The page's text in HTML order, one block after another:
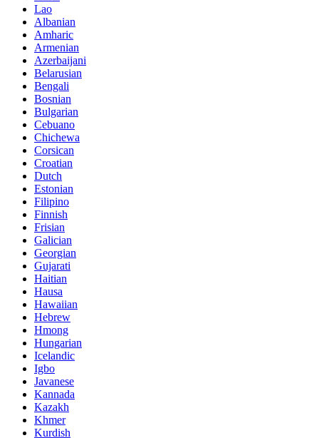
Lao
Albanian
Amharic
Armenian
Azerbaijani
Belarusian
Bengali
Bosnian
Bulgarian
Cebuano
Chichewa
Corsican
Croatian
Dutch
Estonian
Filipino
Finnish
Frisian
Galician
Georgian
Gujarati
Haitian
Hausa
Hawaiian
Hebrew
Hmong
Hungarian
Icelandic
Igbo
Javanese
Kannada
Kazakh
Khmer
Kurdish